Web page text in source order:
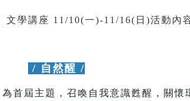
/ 自然醒 /
首屆主題，召喚自我意識甦醒，關懷